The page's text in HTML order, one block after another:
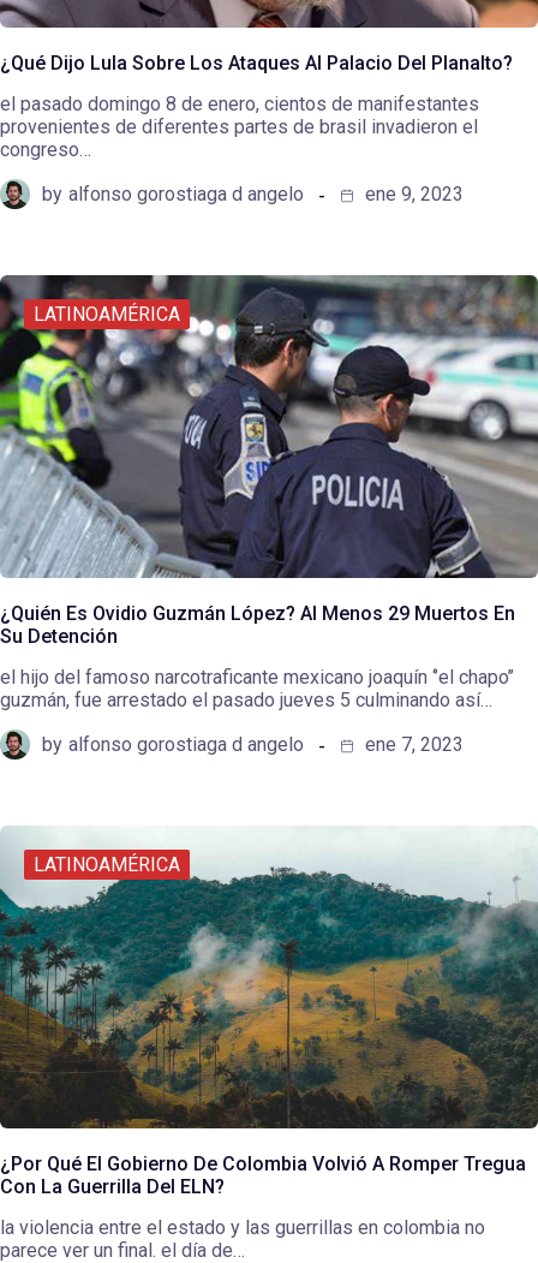
¿Qué Dijo Lula Sobre Los Ataques Al Palacio Del Planalto?
el pasado domingo 8 de enero, cientos de manifestantes
provenientes de diferentes partes de brasil invadieron el
congreso…
by alfonso gorostiaga d angelo ene 9, 2023
LATINOAMÉRICA
¿Quién Es Ovidio Guzmán López? Al Menos 29 Muertos En
Su Detención
el hijo del famoso narcotraficante mexicano joaquín ‘’el chapo’’
guzmán, fue arrestado el pasado jueves 5 culminando así…
by alfonso gorostiaga d angelo ene 7, 2023
LATINOAMÉRICA
¿Por Qué El Gobierno De Colombia Volvió A Romper Tregua
Con La Guerrilla Del ELN?
la violencia entre el estado y las guerrillas en colombia no
parece ver un final. el día de…